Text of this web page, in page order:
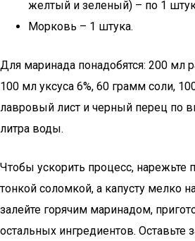
желтый и зеленый) – по 1
Морковь – 1 штука.
Для маринада понадобятся: 200 мл
100 мл уксуса 6%, 60 грамм соли,
лавровый лист и черный перец по
литра воды.
Чтобы ускорить процесс, нарежьте
тонкой соломкой, а капусту мелко
залейте горячим маринадом,
остальных ингредиентов. Оставьте